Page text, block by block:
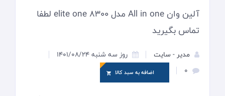
آلین وان All in one مدل elite one 8300 لطفا
تماس بگیرید
مدیر - سایت
روز سه شنبه 1401/08/24
اضافه به سبد کالا